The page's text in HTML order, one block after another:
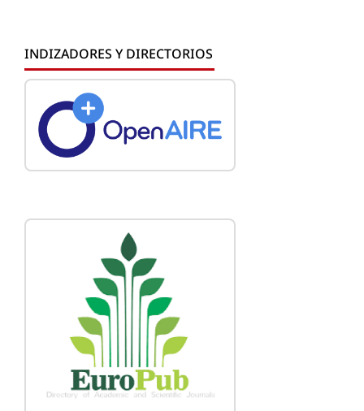
INDIZADORES Y DIRECTORIOS